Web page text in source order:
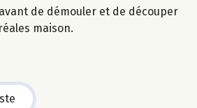
de démouler et de découper
maison.